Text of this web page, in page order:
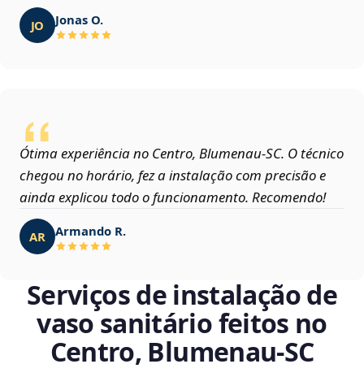
JO Jonas O.
Ótima experiência no Centro, Blumenau‑SC. O técnico
chegou no horário, fez a instalação com precisão e
ainda explicou todo o funcionamento. Recomendo!
AR Armando R.
Serviços de instalação de
vaso sanitário feitos no
Centro, Blumenau‑SC